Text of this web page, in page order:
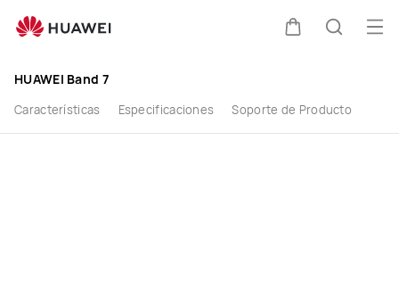
Comprar
Reloj
Inteligente
HUAWEI
HUAWEI Band 7
Características Especificaciones Soporte de Producto